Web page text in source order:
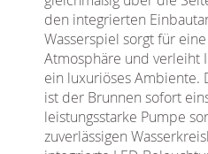
den integrierten
Wasserspiel sorgt für
Atmosphäre und verleiht
ein luxuriöses Ambiente.
ist der Brunnen sofort
leistungsstarke Pumpe
zuverlässigen